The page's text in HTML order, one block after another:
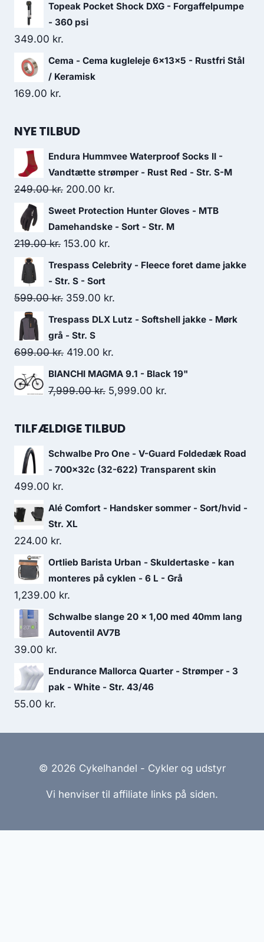
Topeak Pocket Shock DXG - Forgaffelpumpe
- 360 psi
349.00 kr.
Cema - Cema kugleleje 6x13x5 - Rustfri Stål
/ Keramisk
169.00 kr.
NYE TILBUD
Endura Hummvee Waterproof Socks II -
Vandtætte strømper - Rust Red - Str. S-M
249.00kr. Original
price
was:
249.00 kr..
200.00 kr.
price
is:
Sweet Protection Hunter Gloves - MTB
Damehandske - Sort - Str. M
219.00kr. Original
price
was:
219.00 kr..
153.00 kr.
price
153.00 kr..
Trespass Celebrity - Fleece foret dame jakke
- Str. S - Sort
599.00kr. Original
price
was:
599.00 kr..
359.00 kr.
price
Trespass DLX Lutz - Softshell jakke - Mørk
grå - Str. S
699.00kr. Original
price
was:
419.00 kr.
price
is:
BIANCHI MAGMA 9.1 - Black 19"
7,999.00kr. Original
was:
5,999.00 kr.
TILFÆLDIGE TILBUD
Schwalbe Pro One - V-Guard Foldedæk Road
- 700x32c (32-622) Transparent skin
499.00 kr.
Alé Comfort - Handsker sommer - Sort/hvid -
Str. XL
224.00 kr.
Ortlieb Barista Urban - Skuldertaske - kan
monteres på cyklen - 6 L - Grå
1,239.00 kr.
Schwalbe slange 20 x 1,00 med 40mm lang
Autoventil AV7B
39.00 kr.
Endurance Mallorca Quarter - Strømper - 3
pak - White - Str. 43/46
55.00 kr.
© 2026 Cykelhandel - Cykler og udstyr
Vi henviser til affiliate links på siden.